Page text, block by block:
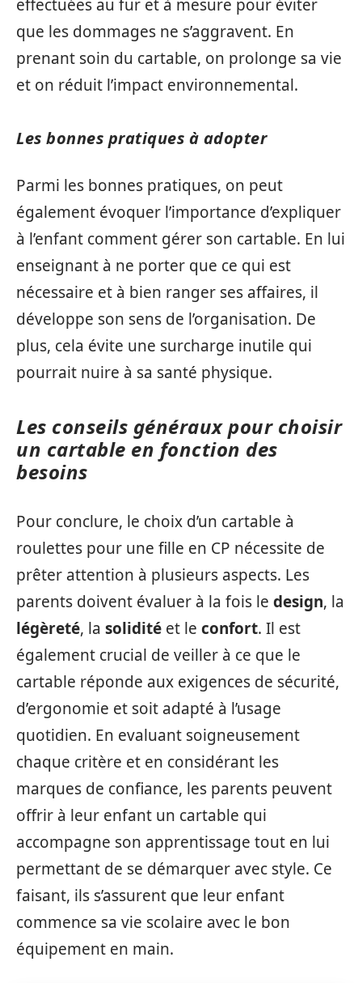
effectuées au fur et à mesure pour éviter
que les dommages ne s’aggravent. En
prenant soin du cartable, on prolonge sa vie
et on réduit l’impact environnemental.
Les bonnes pratiques à adopter
Parmi les bonnes pratiques, on peut
également évoquer l’importance d’expliquer
à l’enfant comment gérer son cartable. En lui
enseignant à ne porter que ce qui est
nécessaire et à bien ranger ses affaires, il
développe son sens de l’organisation. De
plus, cela évite une surcharge inutile qui
pourrait nuire à sa santé physique.
Les conseils généraux pour choisir
un cartable en fonction des
besoins
Pour conclure, le choix d’un cartable à
roulettes pour une fille en CP nécessite de
prêter attention à plusieurs aspects. Les
parents doivent évaluer à la fois le design, la
légèreté, la solidité et le confort. Il est
également crucial de veiller à ce que le
cartable réponde aux exigences de sécurité,
d’ergonomie et soit adapté à l’usage
quotidien. En evaluant soigneusement
chaque critère et en considérant les
marques de confiance, les parents peuvent
offrir à leur enfant un cartable qui
accompagne son apprentissage tout en lui
permettant de se démarquer avec style. Ce
faisant, ils s’assurent que leur enfant
commence sa vie scolaire avec le bon
équipement en main.